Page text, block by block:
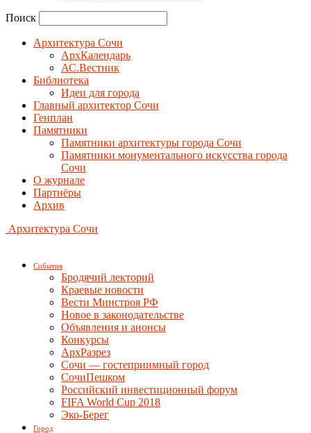
Поиск
Архитектура Сочи
АрхКалендарь
АС.Вестник
Библиотека
Идеи для города
Главный архитектор Сочи
Генплан
Памятники
Памятники архитектуры города Сочи
Памятники монументального искусства города
Сочи
О журнале
Партнёры
Архив
Архитектура Сочи
События
Бродячий лекторий
Краевые новости
Вести Минстроя РФ
Новое в законодательстве
Объявления и анонсы
Конкурсы
АрхРазрез
Сочи — гостеприимный город
СочиПешком
Российский инвестиционный форум
FIFA World Cup 2018
Эко-Берег
Город